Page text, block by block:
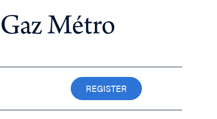
Métro
REGISTER